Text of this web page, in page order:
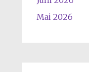
Mai 2026